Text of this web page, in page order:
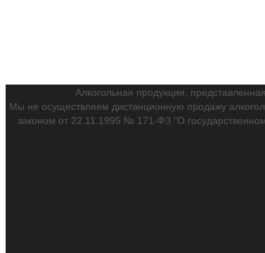
Алкогольная продукция,
Мы не осуществляем дистанционную продажу
законом от 22.11.1995 № 171-ФЗ "О